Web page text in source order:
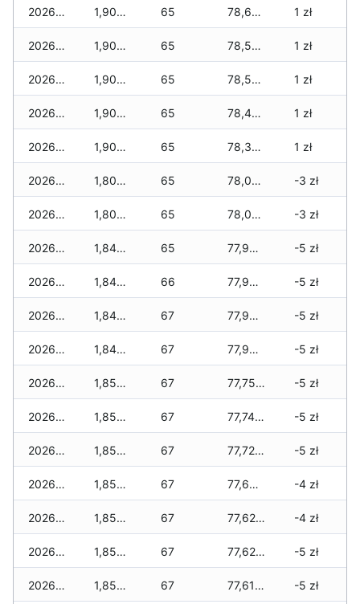
2026-04-06 1,905 zł 65 78,635 zł 1 zł
2026-04-05 1,905 zł 65 78,585 zł 1 zł
2026-04-04 1,905 zł 65 78,575 zł 1 zł
2026-04-03 1,905 zł 65 78,435 zł 1 zł
2026-04-02 1,905 zł 65 78,315 zł 1 zł
2026-04-01 1,805 zł 65 78,055 zł -3 zł
2026-03-31 1,805 zł 65 78,055 zł -3 zł
2026-03-30 1,840 zł 65 77,985 zł -5 zł
2026-03-29 1,840 zł 66 77,985 zł -5 zł
2026-03-28 1,840 zł 67 77,935 zł -5 zł
2026-03-27 1,840 zł 67 77,905 zł -5 zł
2026-03-26 1,850 zł 67 77,755 zł -5 zł
2026-03-25 1,850 zł 67 77,745 zł -5 zł
2026-03-24 1,850 zł 67 77,725 zł -5 zł
2026-03-23 1,850 zł 67 77,690 zł -4 zł
2026-03-22 1,850 zł 67 77,625 zł -4 zł
2026-03-21 1,850 zł 67 77,625 zł -5 zł
2026-03-20 1,850 zł 67 77,610 zł -5 zł